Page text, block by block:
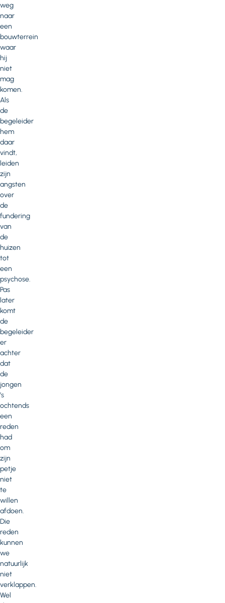
weg
naar
een
bouwterrein
waar
hij
niet
mag
komen.
Als
de
begeleider
hem
daar
vindt,
leiden
zijn
angsten
over
de
fundering
van
de
huizen
tot
een
psychose.
Pas
later
komt
de
begeleider
er
achter
dat
de
jongen
’s
ochtends
een
reden
had
om
zijn
petje
niet
te
willen
afdoen.
Die
reden
kunnen
we
natuurlijk
niet
verklappen.
Wel